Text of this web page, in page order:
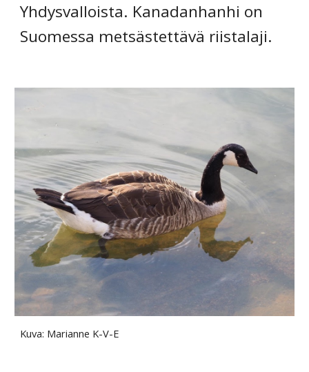
Yhdysvalloista. Kanadanhanhi on
Suomessa metsästettävä riistalaji.
Kuva: Marianne K-V-E